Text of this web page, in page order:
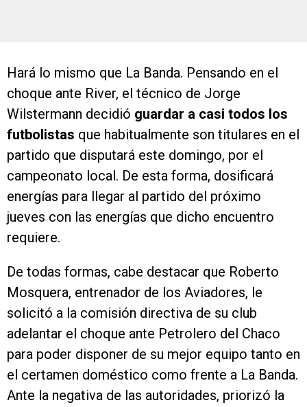
Hará lo mismo que La Banda. Pensando en el
choque ante River, el técnico de Jorge
Wilstermann decidió guardar a casi todos los
futbolistas que habitualmente son titulares en el
partido que disputará este domingo, por el
campeonato local. De esta forma, dosificará
energías para llegar al partido del próximo
jueves con las energías que dicho encuentro
requiere.
De todas formas, cabe destacar que Roberto
Mosquera, entrenador de los Aviadores, le
solicitó a la comisión directiva de su club
adelantar el choque ante Petrolero del Chaco
para poder disponer de su mejor equipo tanto en
el certamen doméstico como frente a La Banda.
Ante la negativa de las autoridades, priorizó la